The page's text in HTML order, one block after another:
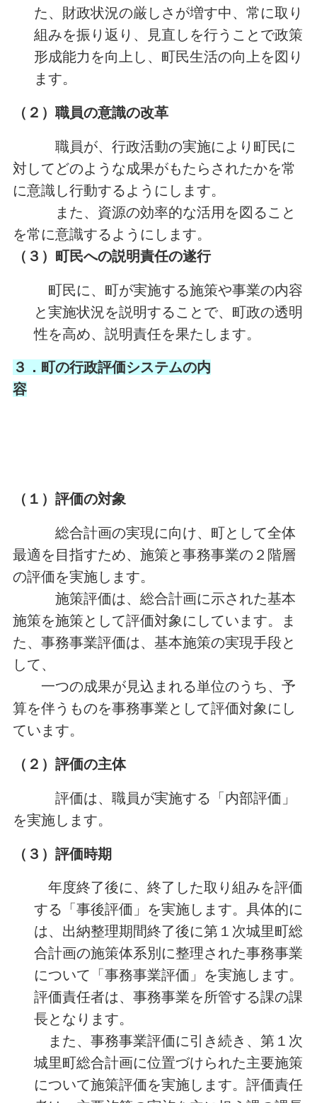
た、財政状況の厳しさが増す中、常に取り
組みを振り返り、見直しを行うことで政策
形成能力を向上し、町民生活の向上を図り
ます。
（２） 職員の意識の改革
職員が、行政活動の実施により町民に
対してどのような成果がもたらされたかを常
に意識し行動するようにします。
また、資源の効率的な活用を図ること
を常に意識するようにします。
（３） 町民への説明責任の遂行
町民に、町が実施する施策や事業の内容
と実施状況を説明することで、町政の透明
性を高め、説明責任を果たします。
３．町の行政評価システムの内
容
（１）評価の対象
総合計画の実現に向け、町として全体
最適を目指すため、施策と事務事業の２階層
の評価を実施します。
施策評価は、総合計画に示された基本
施策を施策として評価対象にしています。ま
た、事務事業評価は、基本施策の実現手段と
して、
一つの成果が見込まれる単位のうち、予
算を伴うものを事務事業として評価対象にし
ています。
（２） 評価の主体
評価は、職員が実施する「内部評価」
を実施します。
（３） 評価時期
年度終了後に、終了した取り組みを評価
する「事後評価」を実施します。具体的に
は、出納整理期間終了後に第１次城里町総
合計画の施策体系別に整理された事務事業
について「事務事業評価」を実施します。
評価責任者は、事務事業を所管する課の課
長となります。
また、事務事業評価に引き続き、第１次
城里町総合計画に位置づけられた主要施策
について施策評価を実施します。評価責任